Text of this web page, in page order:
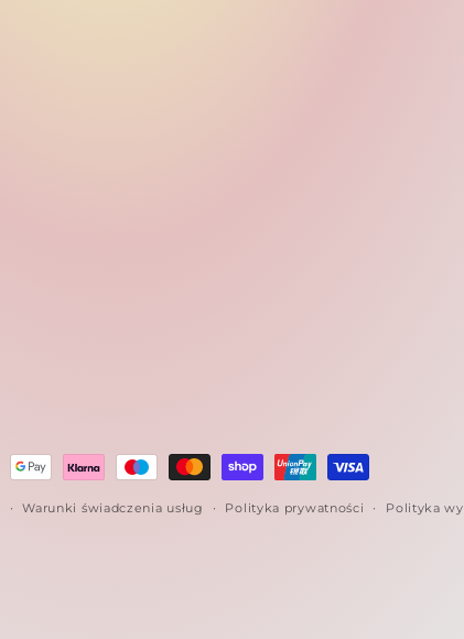
Warunki świadczenia usług Polityka prywatności Polityka